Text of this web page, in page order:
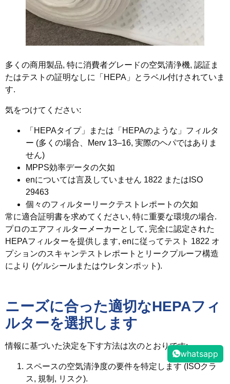
多くの商用製品, 特に消費者グレードの空気清浄機, 認証ま
たはテストの証明なしに「HEPA」とラベル付けされていま
す.
気をつけてください:
「HEPAタイプ」または「HEPAのような」フィルタ
ー (多くの場合、Merv 13–16, 実際のヘパではありま
せん)
MPPS効率データの欠如
enについては言及していません 1822 またはISO
29463
個々のフィルターリークテストレポートの欠如
常に適合証明書を求めてください, 特に重要な環境の場合.
プロのエアフィルターメーカーとして, 完全に認定された
HEPAフィルターを提供します, enに従ってテスト 1822 オ
プションのスキャンテストレポートとリークプルーフ構造
により (ゲルシールまたはウレタンポット).
ニーズに合った適切なHEPAフィ
ルターを選択します
情報に基づいた決定を下す方法は次のとおりです:
スペースの空気清浄度の要件を特定します (ISOクラ
ス, 規制, リスク).
whatsapp